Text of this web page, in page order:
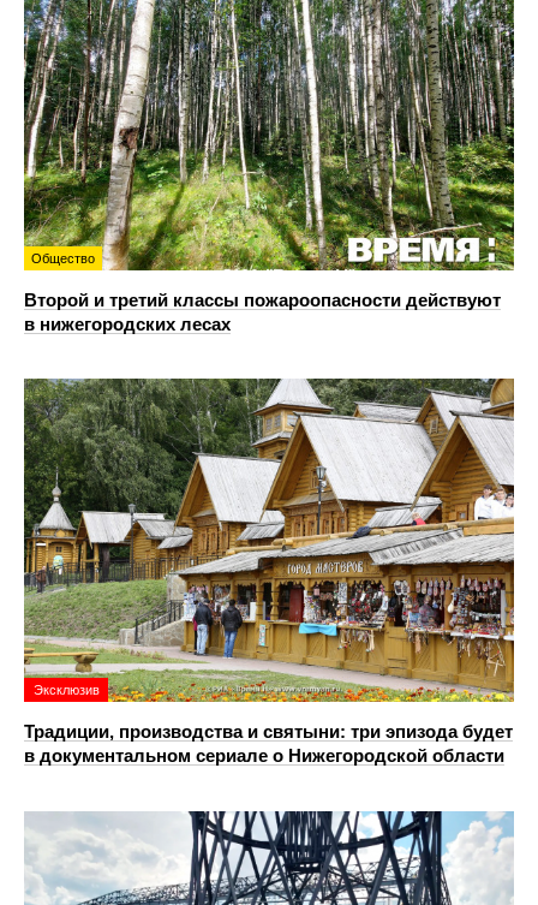
Общество
Второй и третий классы пожароопасности действуют
в нижегородских лесах
Эксклюзив
Традиции, производства и святыни: три эпизода будет
в документальном сериале о Нижегородской области